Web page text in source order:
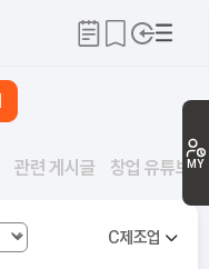
MY
관련 게시글 창업 유튜브
C제조업